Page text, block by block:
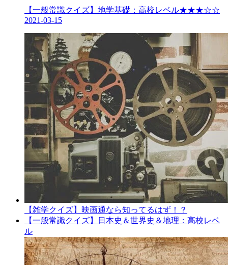
【一般常識クイズ】地学基礎：高校レベル★★★☆☆
2021-03-15
【雑学クイズ】映画通なら知ってるはず！？
【一般常識クイズ】日本史＆世界史＆地理：高校レベ
ル